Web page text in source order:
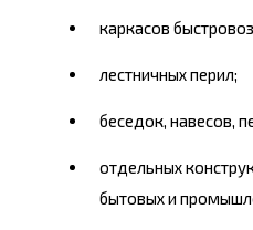
каркасов
лестничных перил;
беседок, навесов,
отдельных
бытовых и